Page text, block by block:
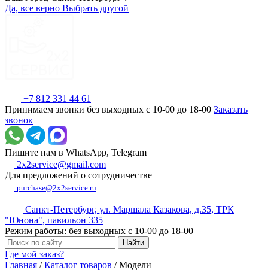
Да, все верно Выбрать другой
+7 812 331 44 61
Принимаем звонки без выходных с 10-00 до 18-00 Заказать
звонок
Пишите нам в WhatsApp, Telegram
2x2service@gmail.com
Для предложений о сотрудничестве
purchase@2x2service.ru
Санкт-Петербург, ул. Маршала Казакова, д.35, ТРК
"Юнона", павильон 335
Режим работы: без выходных с 10-00 до 18-00
Где мой заказ?
Главная /Каталог товаров /Модели